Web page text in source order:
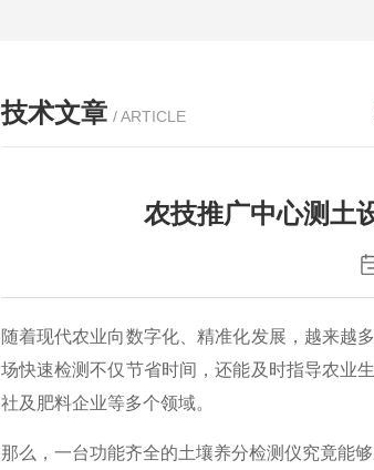
技术文章 / ARTICLE
农技推广中心测土
随着现代农业向数字化、精准化发展，越来越
场快速检测不仅节省时间，还能及时指导农业
社及肥料企业等多个领域。
那么，一台功能齐全的土壤养分检测仪究竟能